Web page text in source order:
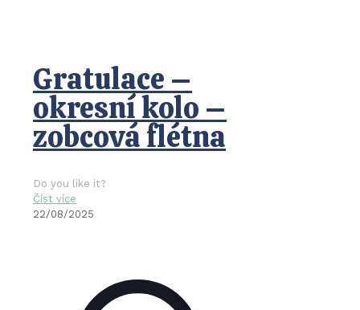
Gratulace –
okresní kolo –
zobcová flétna
Do you like it?
Číst více
22/08/2025